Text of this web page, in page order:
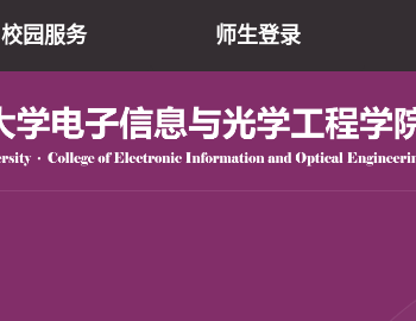
校园服务 师生登录